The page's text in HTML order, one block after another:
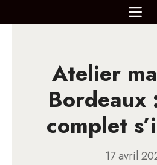
au
Atelier
Bordeaux
complet
17 avril